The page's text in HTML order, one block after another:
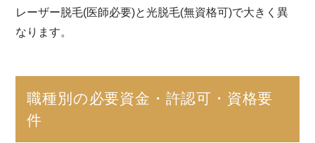
レーザー脱毛(医師必要)と光脱毛(無資格可)で大きく異
なります。
職種別の必要資金・許認可・資格要
件